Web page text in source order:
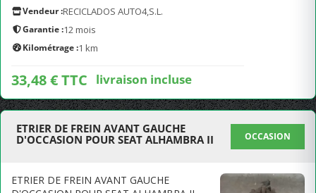
Vendeur :RECICLADOS AUTO4,S.L.
Garantie :12 mois
Kilométrage :1 km
33,48 € TTC livraison incluse
ETRIER DE FREIN AVANT GAUCHE
D'OCCASION POUR SEAT ALHAMBRA II
OCCASION
ETRIER DE FREIN AVANT GAUCHE